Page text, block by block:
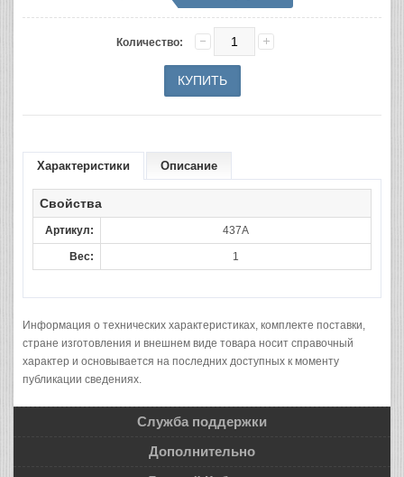
Количество:
Характеристики Описание
Свойства
Артикул: 437A
Вес: 1
Информация о технических характеристиках, комплекте поставки,
стране изготовления и внешнем виде товара носит справочный
характер и основывается на последних доступных к моменту
публикации сведениях.
Служба поддержки
Дополнительно